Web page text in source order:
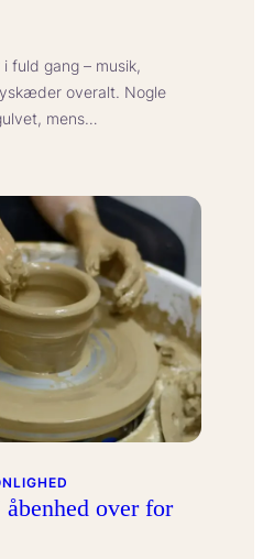
fuld gang – musik,
overalt. Nogle
mens…
over for